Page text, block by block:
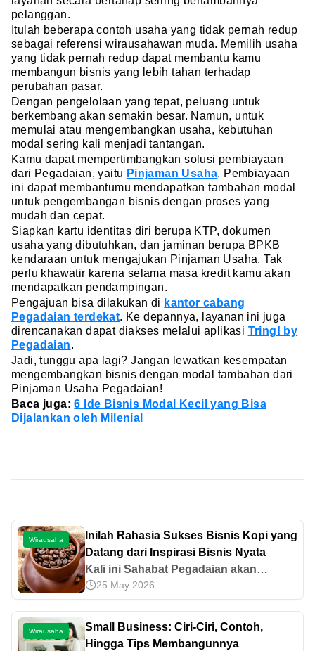
pelanggan.
Itulah beberapa contoh usaha yang tidak pernah redup
sebagai referensi wirausahawan muda. Memilih usaha
yang tidak pernah redup dapat membantu kamu
membangun bisnis yang lebih tahan terhadap
perubahan pasar.
Dengan pengelolaan yang tepat, peluang untuk
berkembang akan semakin besar. Namun, untuk
memulai atau mengembangkan usaha, kebutuhan
modal sering kali menjadi tantangan.
Kamu dapat mempertimbangkan solusi pembiayaan
dari Pegadaian, yaitu Pinjaman Usaha. Pembiayaan
ini dapat membantumu mendapatkan tambahan modal
untuk pengembangan bisnis dengan proses yang
mudah dan cepat.
Siapkan kartu identitas diri berupa KTP, dokumen
usaha yang dibutuhkan, dan jaminan berupa BPKB
kendaraan untuk mengajukan Pinjaman Usaha. Tak
perlu khawatir karena selama masa kredit kamu akan
mendapatkan pendampingan.
Pengajuan bisa dilakukan di kantor cabang
Pegadaian terdekat. Ke depannya, layanan ini juga
direncanakan dapat diakses melalui aplikasi Tring! by
Pegadaian.
Jadi, tunggu apa lagi? Jangan lewatkan kesempatan
mengembangkan bisnis dengan modal tambahan dari
Pinjaman Usaha Pegadaian!
Baca juga:6 Ide Bisnis Modal Kecil yang Bisa
Dijalankan oleh Milenial
Wirausaha
Inilah Rahasia Sukses Bisnis Kopi yang
Datang dari Inspirasi Bisnis Nyata
Kali ini Sahabat Pegadaian akan
berbagi rahasia sukses bisnis kopi.
Siapa sangka ternyata kopi bisa
membawa banyak keuntungan di
tengah lifestyle masyarakat
25 May 2026
Wirausaha
Small Business: Ciri-Ciri, Contoh,
Hingga Tips Membangunnya